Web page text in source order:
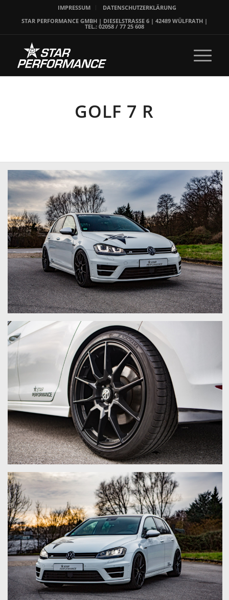
IMPRESSUM
DATENSCHUTZERKLÄRUNG
STAR PERFORMANCE GMBH | DIESELSTRASSE 6 | 42489 WÜLFRATH |
TEL.: 02058 / 77 25 608
GOLF 7 R